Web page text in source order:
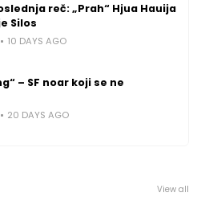
reč: „Prah“ Hjua Hauija
Silos
10 DAYS AGO
– SF noar koji se ne
20 DAYS AGO
View all